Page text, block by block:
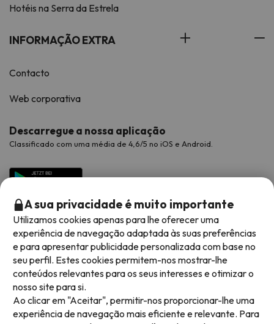
Hotéis na Serra da Estrela
INFORMAÇÃO EXTRA
Contacto
Web corporativa
Descarregue a nossa aplicação
Classificado com uma média de 4,6/5 no iOS e Android.
Métodos de pagamento disponíveis
A sua privacidade é muito importante
Utilizamos cookies apenas para lhe oferecer uma
experiência de navegação adaptada às suas preferências
e para apresentar publicidade personalizada com base no
seu perfil. Estes cookies permitem-nos mostrar-lhe
conteúdos relevantes para os seus interesses e otimizar o
nosso site para si.
Ao clicar em "Aceitar", permitir-nos proporcionar-lhe uma
experiência de navegação mais eficiente e relevante. Para